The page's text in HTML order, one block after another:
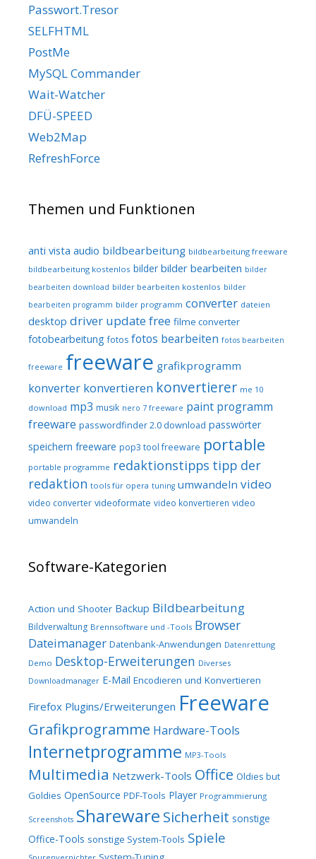
Passwort.Tresor
SELFHTML
PostMe
MySQL Commander
Wait-Watcher
DFÜ-SPEED
Web2Map
RefreshForce
Themen und Funktionen
anti vista audio bildbearbeitung bildbearbeitung freeware
bildbearbeitung kostenlos bilder bilder bearbeiten bilder
bearbeiten download bilder bearbeiten kostenlos bilder
bearbeiten programm bilder programm converter dateien
desktop driver update free filme converter
fotobearbeitung fotos fotos bearbeiten fotos bearbeiten
freeware freeware grafikprogramm
konverter konvertieren konvertierer me 10
download mp3 musik nero 7 freeware paint programm
freeware passwordfinder 2.0 download passwörter
speichern freeware pop3 tool freeware portable
portable programme redaktionstipps tipp der
redaktion tools für opera tuning umwandeln video
video converter videoformate video konvertieren video
umwandeln
Software-Kategorien
Action und Shooter Backup Bildbearbeitung
Bildverwaltung Brennsoftware und -Tools Browser
Dateimanager Datenbank-Anwendungen Datenrettung
Demo Desktop-Erweiterungen Diverses
Downloadmanager E-Mail Encodieren und Konvertieren
Firefox Plugins/Erweiterungen Freeware
Grafikprogramme Hardware-Tools
Internetprogramme MP3-Tools
Multimedia Netzwerk-Tools Office Oldies but
Goldies OpenSource PDF-Tools Player Programmierung
Screenshots Shareware Sicherheit sonstige
Office-Tools sonstige System-Tools Spiele